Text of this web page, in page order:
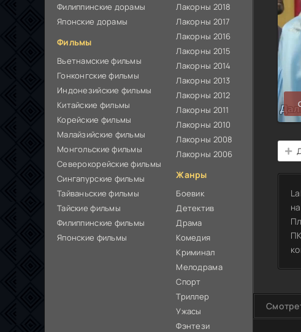
Филиппинские дорамы
Японские дорамы
Фильмы
Вьетнамские фильмы
Гонконгские фильмы
Индонезийские фильмы
Китайские фильмы
Корейские фильмы
Малайзийские фильмы
Монгольские фильмы
Северокорейские фильмы
Сингапурские фильмы
Тайваньские фильмы
Тайские фильмы
Филиппинские фильмы
Японские фильмы
Лакорны 2018
Лакорны 2017
Лакорны 2016
Лакорны 2015
Лакорны 2014
Лакорны 2013
Лакорны 2012
Лакорны 2011
Лакорны 2010
Лакорны 2008
Лакорны 2006
Жанры
Боевик
Детектив
Драма
Комедия
Криминал
Мелодрама
Спорт
Триллер
Ужасы
Фэнтези